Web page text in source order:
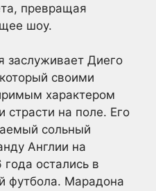
превращая
шоу.
заслуживает Диего
своими
характером
на поле. Его
сольный
Англии на
остались в
футбола. Марадона